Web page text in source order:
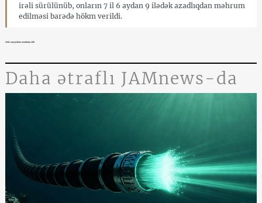
irəli sürülünüb, onların 7 il 6 aydan 9 ilədək azadlıqdan məhrum
edilməsi barədə hökm verildi.
Polis azyaşlılara zorakılıq edib
Daha ətraflı JAMnews-da